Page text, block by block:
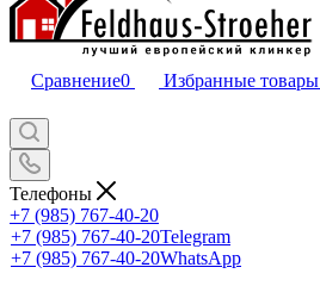
Сравнение0 Избранные товары
Телефоны
+7 (985) 767-40-20
+7 (985) 767-40-20Telegram
+7 (985) 767-40-20WhatsApp